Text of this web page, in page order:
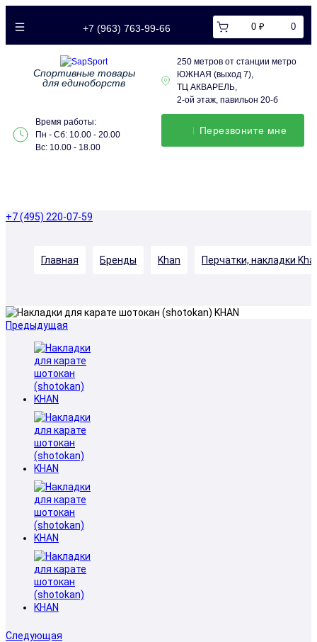
+7 (963) 763-99-66 0 ₽ 0
Спортивные товары
для единоборств
250 метров от станции метро
ЮЖНАЯ (выход 7),
ТЦ АКВАРЕЛЬ,
2-ой этаж, павильон 20-б
Время работы:
Пн - Сб: 10.00 - 20.00
Вс: 10.00 - 18.00
Перезвонитe мне
+7 (495) 220-07-59
Главная Бренды Khan Перчатки, накладки
Предыдущая
Следующая